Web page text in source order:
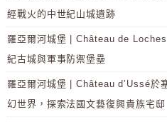
經戰火的中世紀山城遺跡
羅亞爾河城堡 | Château de
紀古城與軍事防禦堡壘
羅亞爾河城堡 | Château d’Ussé於
幻世界，探索法國文藝復興貴族宅邸